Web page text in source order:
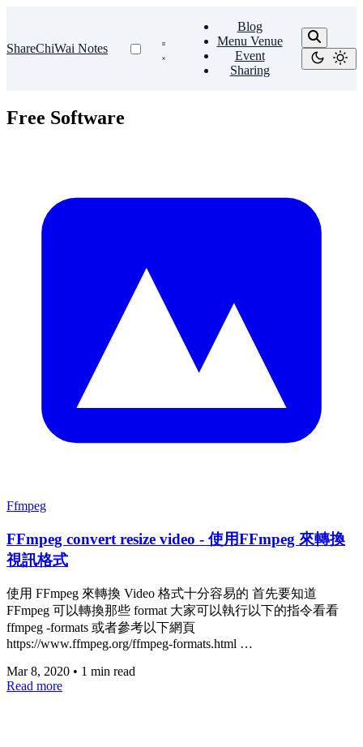
ShareChiWai Notes
Blog
Menu Venue
Event
Sharing
Free Software
Ffmpeg
FFmpeg convert resize video - 使用FFmpeg 來轉換
視訊格式
使用 FFmpeg 來轉換 Video 格式十分容易的 首先要知道
FFmpeg 可以轉換那些 format 大家可以執行以下的指令看看
ffmpeg -formats 或者參考以下網頁
https://www.ffmpeg.org/ffmpeg-formats.html …
Mar 8, 2020 • 1 min read
Read more